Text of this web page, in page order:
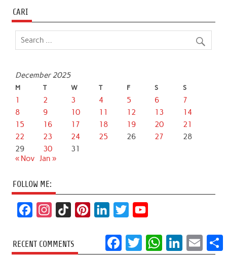
CARI
December 2025
M T W T F S S
1 2 3 4 5 6
7
8
9 10 11 12 13
14
15
16 17 18 19 20
21
22
23 24 25 26 27
28
29
30
31
« Nov Jan »
FOLLOW ME:
c
s
k
n
i
u
RECENT COMMENTS
Facebook
Twitter WhatsApp
LinkedInEmail